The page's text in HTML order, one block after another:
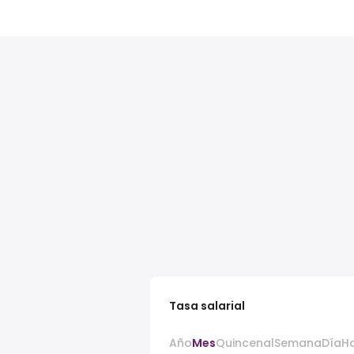
Tasa salarial
AñoMesQuincenalSemanaDía